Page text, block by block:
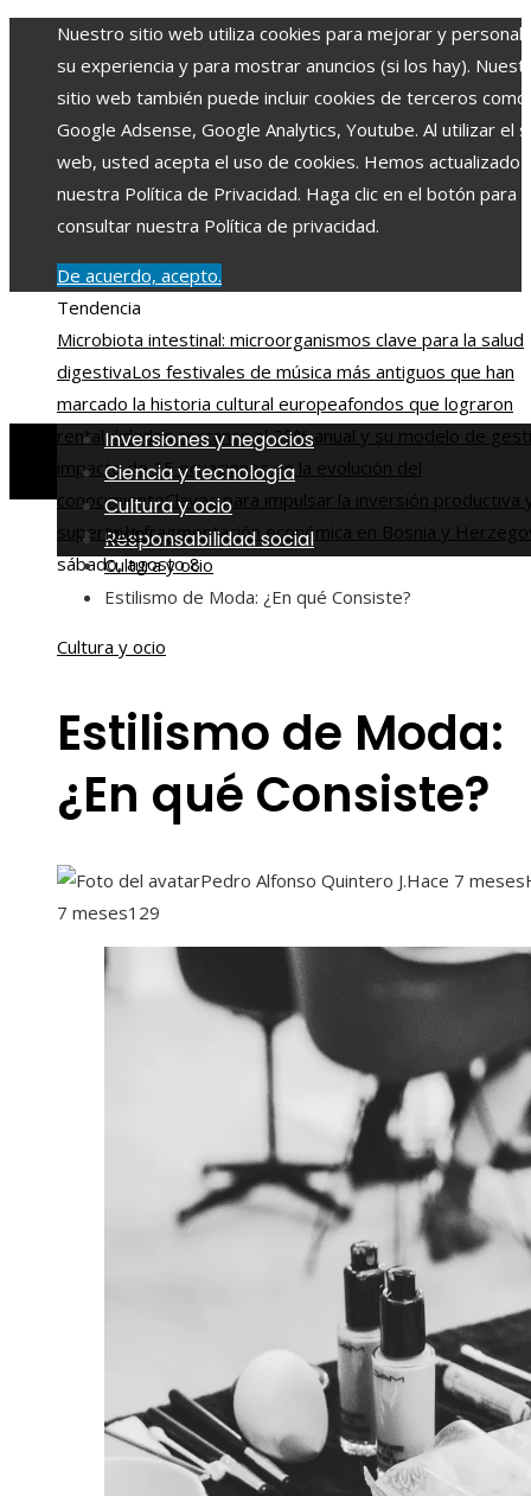
Nuestro sitio web utiliza cookies para mejorar y
su experiencia y para mostrar anuncios (si los hay).
sitio web también puede incluir cookies de terceros como
Google Adsense, Google Analytics, Youtube. Al utilizar el
web, usted acepta el uso de cookies. Hemos actualizado
nuestra Política de Privacidad. Haga clic en el botón para
consultar nuestra Política de privacidad.
De acuerdo, acepto.
Tendencia
Microbiota intestinal: microorganismos clave para la salud
digestivaLos festivales de música más antiguos que han
marcado la historia cultural europeafondos que lograron
rentabilidades cercanas al 29% anual y su modelo de
impacto de 15 ecuaciones en la evolución del
conocimientoClaves para impulsar la inversión productiva
superar la fragmentación económica en Bosnia y
sábado, agosto 8
Inversiones y negocios
Ciencia y tecnología
Cultura y ocio
Responsabilidad social
Inicio
Cultura y ocio
Estilismo de Moda: ¿En qué Consiste?
Cultura y ocio
Estilismo de Moda:
¿En qué Consiste?
Pedro Alfonso Quintero J.Hace 7 meses
7 meses129